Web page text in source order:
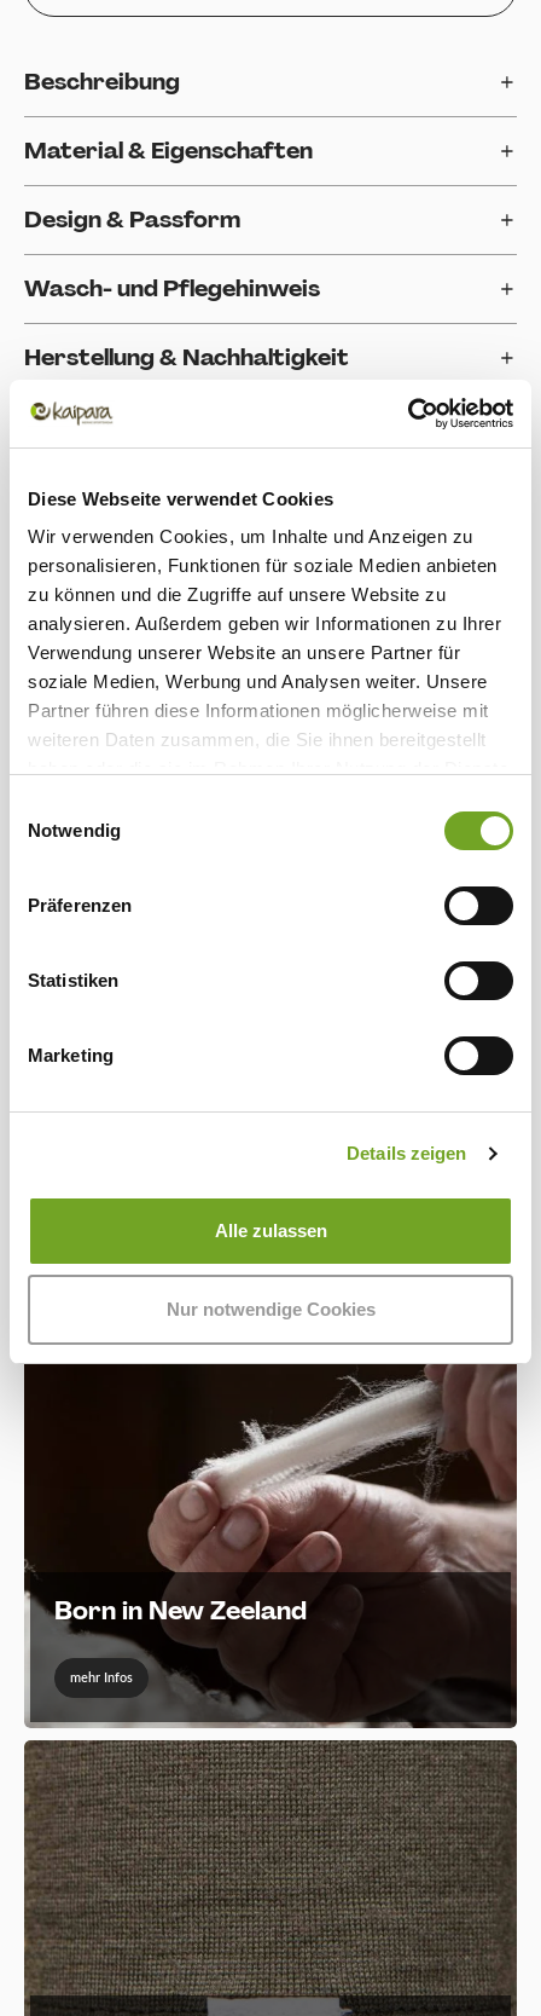
Diese Webseite verwendet Cookies
Wir verwenden Cookies, um Inhalte und Anzeigen zu
personalisieren, Funktionen für soziale Medien anbieten
zu können und die Zugriffe auf unsere Website zu
analysieren. Außerdem geben wir Informationen zu Ihrer
Verwendung unserer Website an unsere Partner für
soziale Medien, Werbung und Analysen weiter. Unsere
Partner führen diese Informationen möglicherweise mit
weiteren Daten zusammen, die Sie ihnen bereitgestellt
Notwendig
Präferenzen
Statistiken
Marketing
Details zeigen
Alle zulassen
Nur notwendige Cookies
Beschreibung
Material & Eigenschaften
Design & Passform
Wasch- und Pflegehinweis
Herstellung & Nachhaltigkeit
Einsatzbereich
Bewertungen
Produktgalerie überspringen
Zubehör
20,00 €*
Born in New Zeeland
mehr Infos